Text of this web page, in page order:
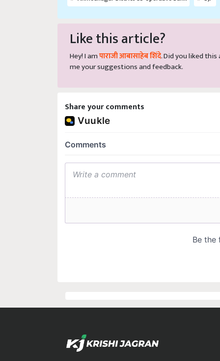
Like this article?
Hey! I am पाराजी आबासाहेब शिंदे . Did you liked
me your suggestions and feedback.
Share your comments